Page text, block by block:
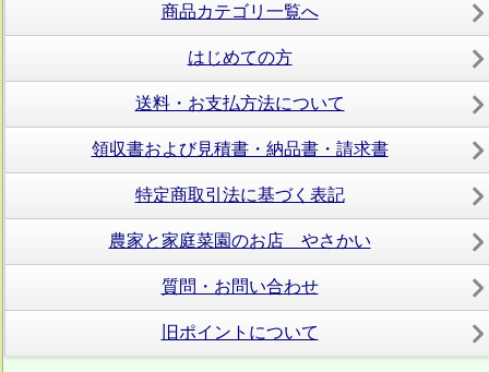
商品カテゴリ一覧へ
はじめての方
送料・お支払方法について
領収書および見積書・納品書・請求書
特定商取引法に基づく表記
農家と家庭菜園のお店 やさかい
質問・お問い合わせ
旧ポイントについて